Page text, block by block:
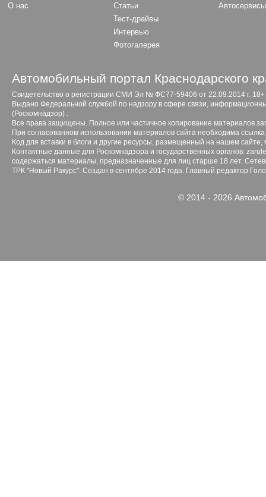
О нас
Статьи
Тест-драйвы
Интервью
Фотогалерея
Автосервисы
Автомобильный портал Краснодарского
Свидетельство о регистрации СМИ Эл № ФС77-59406 от 22.09.2014 г. 18+
Выдано Федеральной службой по надзору в сфере связи,
(Роскомнадзор) .
Все права защищены. Полное или частичное копирование материалов
При согласованном использовании материалов сайта необходима ссылка
Код для вставки в блоги и другие ресурсы, размещенный на нашем сайте,
Контактные данные для Роскомнадзора и государственных органов:
содержаться материалы, предназначенные для лиц старше 18 лет.
ТРК "Новый Ракурс". Создан в сентябре 2014 года. Главный редактор
© 2014 - 2026